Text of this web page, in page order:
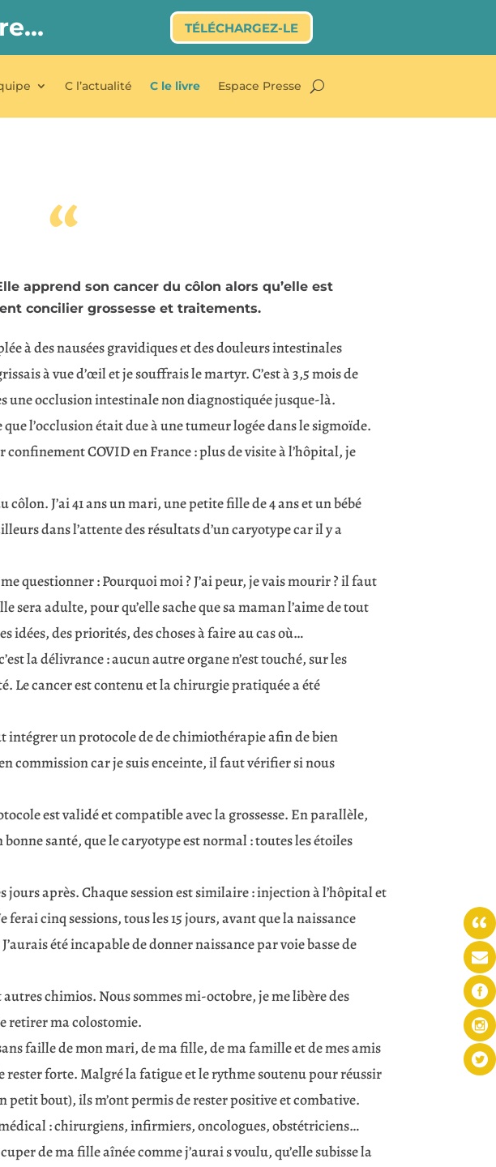
TÉLÉCHARGEZ-LE
C l’actualité C le livre Espace Presse
“
apprend son cancer du côlon alors qu’elle est
concilier grossesse et traitements.
à des nausées gravidiques et des douleurs intestinales
à vue d’œil et je souffrais le martyr. C’est à 3,5 mois de
une occlusion intestinale non diagnostiquée jusque-là.
l’occlusion était due à une tumeur logée dans le sigmoïde.
confinement COVID en France : plus de visite à l’hôpital, je
J’ai 41 ans un mari, une petite fille de 4 ans et un bébé
dans l’attente des résultats d’un caryotype car il y a
questionner : Pourquoi moi ? J’ai peur, je vais mourir ? il faut
sera adulte, pour qu’elle sache que sa maman l’aime de tout
idées, des priorités, des choses à faire au cas où…
la délivrance : aucun autre organe n’est touché, sur les
Le cancer est contenu et la chirurgie pratiquée a été
intégrer un protocole de de chimiothérapie afin de bien
commission car je suis enceinte, il faut vérifier si nous
est validé et compatible avec la grossesse. En parallèle,
santé, que le caryotype est normal : toutes les étoiles
jours après. Chaque session est similaire : injection à l’hôpital et
cinq sessions, tous les 15 jours, avant que la naissance
été incapable de donner naissance par voie basse de
chimios. Nous sommes mi-octobre, je me libère des
retirer ma colostomie.
faille de mon mari, de ma fille, de ma famille et de mes amis
rester forte. Malgré la fatigue et le rythme soutenu pour réussir
bout), ils m’ont permis de rester positive et combative.
: chirurgiens, infirmiers, oncologues, obstétriciens…
de ma fille aînée comme j’aurai s voulu, qu’elle subisse la